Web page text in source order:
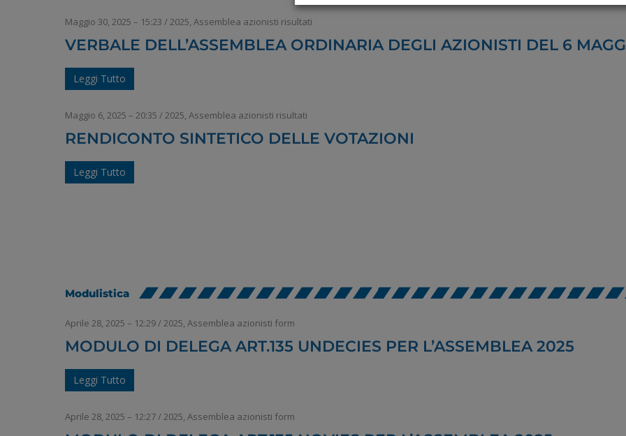
Maggio 30, 2025 – 15:23 /2025, Assemblea azionisti risultati
VERBALE DELL’ASSEMBLEA ORDINARIA DEGLI AZIONISTI DEL 6
Leggi Tutto
Maggio 6, 2025 – 20:35 /2025, Assemblea azionisti risultati
RENDICONTO SINTETICO DELLE VOTAZIONI
Leggi Tutto
Modulistica
Aprile 28, 2025 – 12:29/2025, Assemblea azionisti form
MODULO DI DELEGA ART.135 UNDECIES PER L’ASSEMBLEA 2025
Leggi Tutto
Aprile 28, 2025 – 12:27/2025, Assemblea azionisti form
tracciamento diversi da quelli tecnici.
Per maggiori informazioni consulta la nostra